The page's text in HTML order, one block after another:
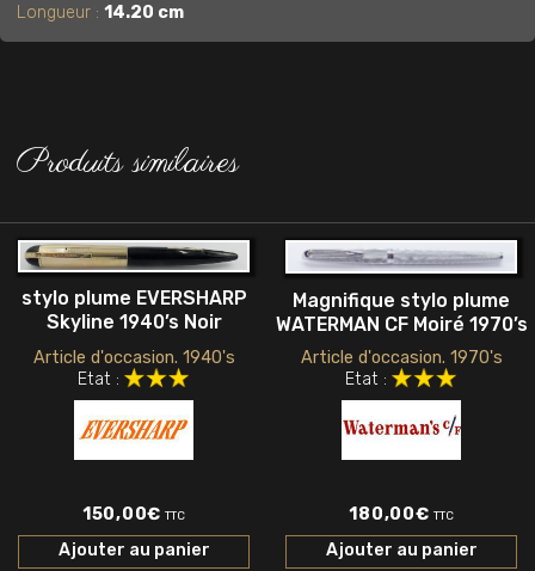
Longueur :14.20 cm
Produits similaires
stylo plume EVERSHARP
Skyline 1940’s Noir
Article d'occasion. 1940's
Etat :
150,00€ TTC
Ajouter au panier
Magnifique stylo plume
WATERMAN CF Moiré 1970’s
Article d'occasion. 1970's
Etat :
180,00€ TTC
Ajouter au panier